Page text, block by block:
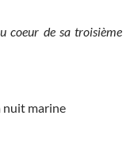
coeur de sa troisième
nuit marine